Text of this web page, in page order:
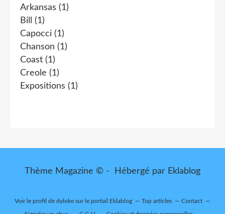
Arkansas (1)
Bill
(1)
Capocci (1)
Chanson (1)
Coast (1)
Creole (1)
Expositions (1)
Thème Magazine © - Hébergé par Eklablog
Voir le profil de dyloke sur le portail Eklablog Top articles Contact